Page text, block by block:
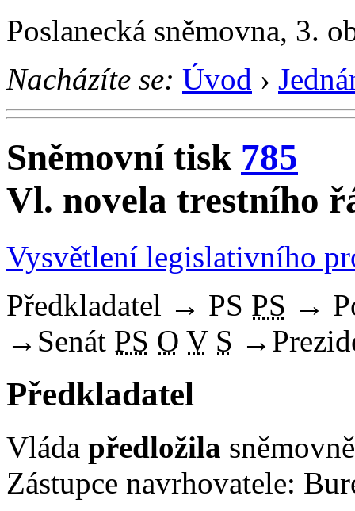
Poslanecká sněmovna, 3.
Nacházíte se: Úvod ›
Sněmovní tisk 785
Vl. novela trestního
Vysvětlení legislativního
Předkladatel → PS PS →
→ Senát PS O V S →
Předkladatel
Vláda předložila
Zástupce navrhovatele: